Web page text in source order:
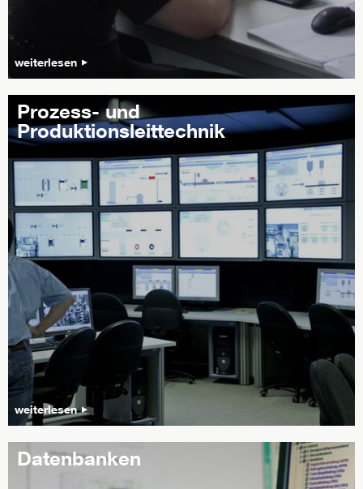
weiterlesen
Prozess- und
Produktionsleittechnik
weiterlesen
Datenbanken